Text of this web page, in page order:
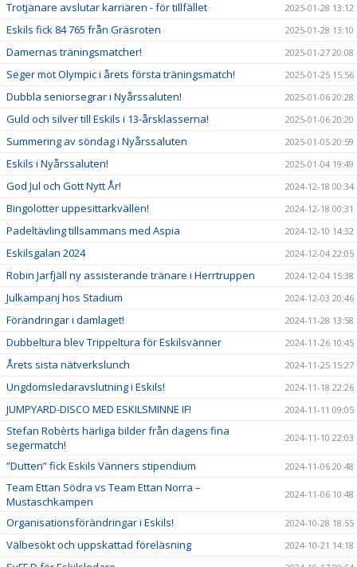
Trotjänare avslutar karriären - för tillfället 2025-01-28 13:12
Eskils fick 84 765 från Gräsroten 2025-01-28 13:10
Damernas träningsmatcher! 2025-01-27 20:08
Seger mot Olympic i årets första träningsmatch! 2025-01-25 15:56
Dubbla seniorsegrar i Nyårssaluten! 2025-01-06 20:28
Guld och silver till Eskils i 13-årsklasserna! 2025-01-06 20:20
Summering av söndag i Nyårssaluten 2025-01-05 20:59
Eskils i Nyårssaluten! 2025-01-04 19:49
God Jul och Gott Nytt År! 2024-12-18 00:34
Bingolotter uppesittarkvällen! 2024-12-18 00:31
Padeltävling tillsammans med Aspia 2024-12-10 14:32
Eskilsgalan 2024 2024-12-04 22:05
Robin Jarfjäll ny assisterande tränare i Herrtruppen 2024-12-04 15:38
Julkampanj hos Stadium 2024-12-03 20:46
Förändringar i damlaget! 2024-11-28 13:58
Dubbeltura blev Trippeltura för Eskilsvänner 2024-11-26 10:45
Årets sista nätverkslunch 2024-11-25 15:27
Ungdomsledaravslutning i Eskils! 2024-11-18 22:26
JUMPYARD-DISCO MED ESKILSMINNE IF! 2024-11-11 09:05
Stefan Robèrts härliga bilder från dagens fina
segermatch!
2024-11-10 22:03
”Dutten” fick Eskils Vänners stipendium 2024-11-06 20:48
Team Ettan Södra vs Team Ettan Norra –
Mustaschkampen
2024-11-06 10:48
Organisationsförändringar i Eskils! 2024-10-28 18:55
Välbesökt och uppskattad föreläsning 2024-10-21 14:18